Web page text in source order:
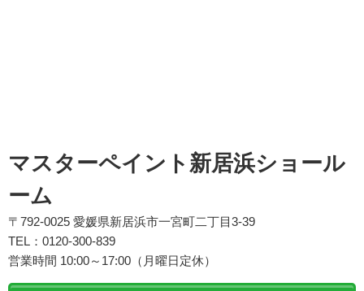
マスターペイント新居浜ショール
ーム
〒792-0025 愛媛県新居浜市一宮町二丁目3-39
TEL：0120-300-839
営業時間 10:00～17:00（月曜日定休）